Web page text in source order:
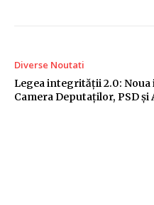
Diverse Noutati
Legea integrității 2.0:
Camera Deputaților, PSD